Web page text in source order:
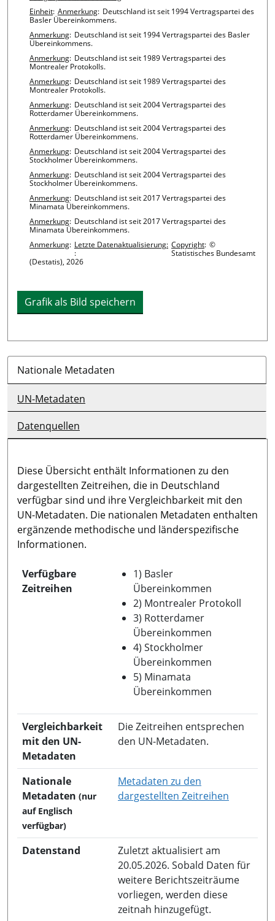
Einheit: Anmerkung: Deutschland ist seit 1994 Vertragspartei des
Basler Übereinkommens.
Anmerkung: Deutschland ist seit 1994 Vertragspartei des Basler
Übereinkommens.
Anmerkung: Deutschland ist seit 1989 Vertragspartei des
Montrealer Protokolls.
Anmerkung: Deutschland ist seit 1989 Vertragspartei des
Montrealer Protokolls.
Anmerkung: Deutschland ist seit 2004 Vertragspartei des
Rotterdamer Übereinkommens.
Anmerkung: Deutschland ist seit 2004 Vertragspartei des
Rotterdamer Übereinkommens.
Anmerkung: Deutschland ist seit 2004 Vertragspartei des
Stockholmer Übereinkommens.
Anmerkung: Deutschland ist seit 2004 Vertragspartei des
Stockholmer Übereinkommens.
Anmerkung: Deutschland ist seit 2017 Vertragspartei des
Minamata Übereinkommens.
Anmerkung: Deutschland ist seit 2017 Vertragspartei des
Minamata Übereinkommens.
Anmerkung: Letzte Datenaktualisierung:
:
Copyright: ©
Statistisches Bundesamt
(Destatis), 2026
Grafik als Bild speichern
Nationale Metadaten
UN-Metadaten
Datenquellen
Diese Übersicht enthält Informationen zu den
dargestellten Zeitreihen, die in Deutschland
verfügbar sind und ihre Vergleichbarkeit mit den
UN-Metadaten. Die nationalen Metadaten enthalten
ergänzende methodische und länderspezifische
Informationen.
Verfügbare
Zeitreihen
1) Basler
Übereinkommen
2) Montrealer Protokoll
3) Rotterdamer
Übereinkommen
4) Stockholmer
Übereinkommen
5) Minamata
Übereinkommen
Vergleichbarkeit
mit den UN-
Metadaten
Die Zeitreihen entsprechen
den UN-Metadaten.
Nationale
Metadaten (nur
auf Englisch
verfügbar)
Metadaten zu den
dargestellten Zeitreihen
Datenstand
Zuletzt aktualisiert am
20.05.2026. Sobald Daten für
weitere Berichtszeiträume
vorliegen, werden diese
zeitnah hinzugefügt.